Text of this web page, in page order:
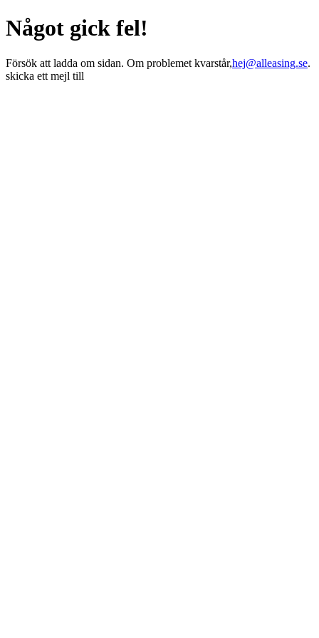
Något gick fel!
Försök att ladda om sidan. Om problemet kvarstår,hej@alleasing.se.
skicka ett mejl till